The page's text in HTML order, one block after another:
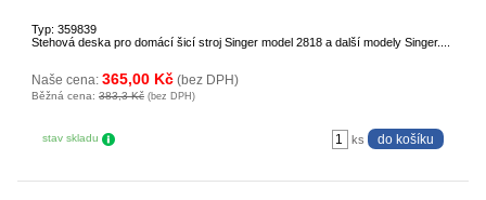
Typ: 359839
Stehová deska pro domácí šicí stroj Singer model 2818 a další modely Singer....
Naše cena: 365,00 Kč (bez DPH)
Běžná cena: 383,3 Kč (bez DPH)
stav skladu ks